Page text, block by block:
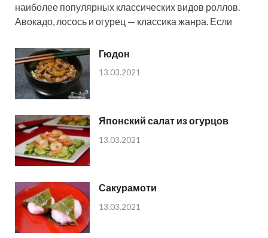
наиболее популярных классических видов роллов.
Авокадо, лосось и огурец — классика жанра. Если
Гюдон
13.03.2021
Японский салат из огурцов
13.03.2021
Сакурамоти
13.03.2021